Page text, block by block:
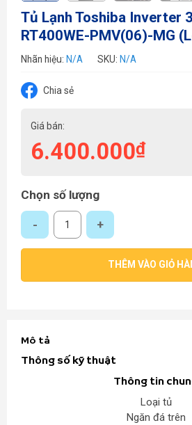
Tủ Lạnh Toshiba Inverter
RT400WE-PMV(06)-MG
Nhãn hiệu: N/A SKU: N/A
Chia sẻ
Giá bán:
6.400.000₫
Chọn số lượng
Tủ Lạnh Toshiba Inverter 312 Lít GR-
THÊM VÀO GIỎ
Mô tả
Thông số kỹ thuật
Thông tin
Loại tủ
Ngăn đá trên